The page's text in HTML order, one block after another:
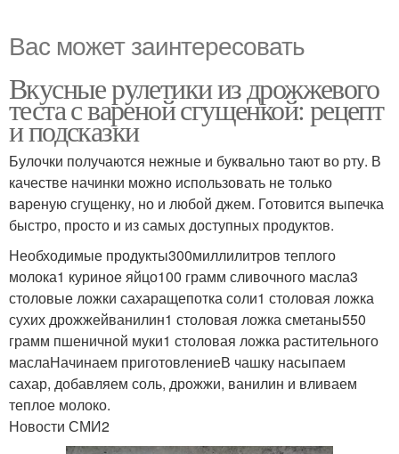
Вас может заинтересовать
Вкусные рулетики из дрожжевого
теста с вареной сгущенкой: рецепт
и подсказки
Булочки получаются нежные и буквально тают во рту. В
качестве начинки можно использовать не только
вареную сгущенку, но и любой джем. Готовится выпечка
быстро, просто и из самых доступных продуктов.
Необходимые продукты300миллилитров теплого
молока1 куриное яйцо100 грамм сливочного масла3
столовые ложки сахаращепотка соли1 столовая ложка
сухих дрожжейванилин1 столовая ложка сметаны550
грамм пшеничной муки1 столовая ложка растительного
маслаНачинаем приготовлениеВ чашку насыпаем
сахар, добавляем соль, дрожжи, ванилин и вливаем
теплое молоко.
Новости СМИ2